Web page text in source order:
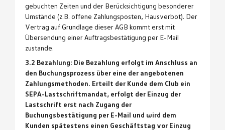
gebuchten Zeiten und der Berücksichtigung besonderer
Umstände (z.B. offene Zahlungsposten, Hausverbot). Der
Vertrag auf Grundlage dieser AGB kommt erst mit
Übersendung einer Auftragsbestätigung per E-Mail
zustande.
3.2 Bezahlung: Die Bezahlung erfolgt im Anschluss an
den Buchungsprozess über eine der angebotenen
Zahlungsmethoden. Erteilt der Kunde dem Club ein
SEPA-Lastschriftmandat, erfolgt der Einzug der
Lastschrift erst nach Zugang der
Buchungsbestätigung per E-Mail und wird dem
Kunden spätestens einen Geschäftstag vor Einzug